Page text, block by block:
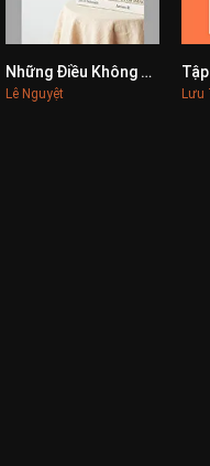
0
Những Điều Không Tưởng
Lê Nguyệt Lưu